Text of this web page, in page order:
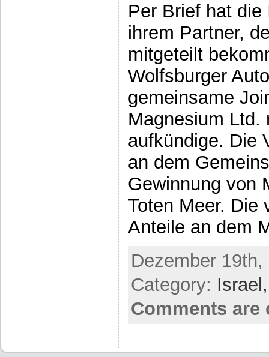
Per Brief hat
ihrem Partner,
mitgeteilt
Wolfsburger
gemeinsame
Magnesium Ltd.
aufkündige. Die
an dem
Gewinnung von
Toten Meer. Die
Anteile an dem
Dezember
Category:
Comments are